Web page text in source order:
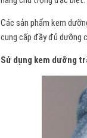
Các sản phẩm kem
cung cấp đầy đủ dưỡng
Sử dụng kem dưỡng